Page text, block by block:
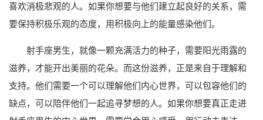
喜欢消极悲观的人。如果你想要与他们建立起良好的关系，需
要保持积极乐观的态度，用积极向上的能量感染他们。
射手座男生，就像一颗充满活力的种子，需要阳光雨露的
滋养，才能开出美丽的花朵。而这份滋养，正是来自于理解和
支持。他们需要一个可以理解他们内心世界，可以包容他们的
缺点，可以陪伴他们一起追寻梦想的人。如果你想要真正走进